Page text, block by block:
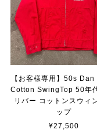
【お客様専用】50s
Cotton SwingTop 50年
リバー コットンスウィ
ップ
¥27,500